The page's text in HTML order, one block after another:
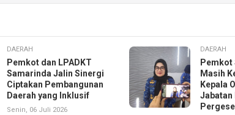
DAERAH
Pemkot dan LPADKT
Samarinda Jalin Sinergi
Ciptakan Pembangunan
Daerah yang Inklusif
Senin, 06 Juli 2026
DAERAH
Pemkot
Masih
Kepala
Jabatan